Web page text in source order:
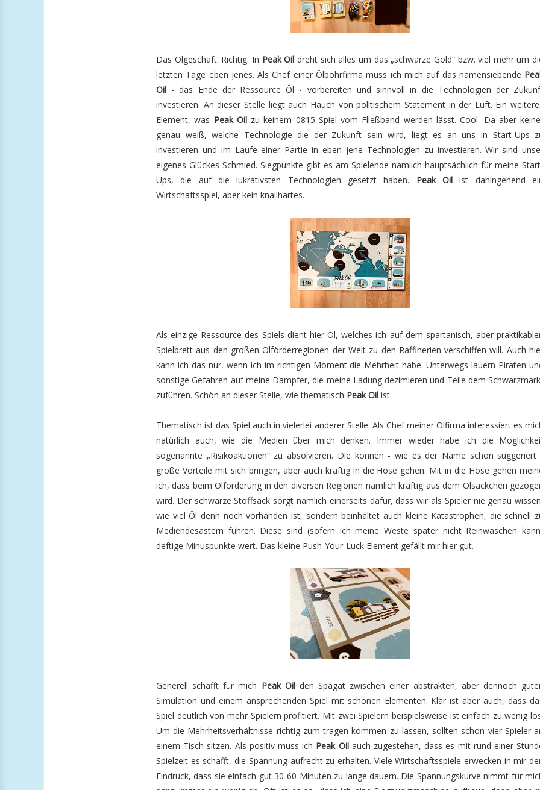
Das Ölgeschäft. Richtig. In Peak Oil dreht sich alles um das „schwarze Gold“ bzw. viel mehr um
letzten Tage eben jenes. Als Chef einer Ölbohrfirma muss ich mich auf das namensiebende
Oil - das Ende der Ressource Öl - vorbereiten und sinnvoll in die Technologien der
investieren. An dieser Stelle liegt auch Hauch von politischem Statement in der Luft. Ein
Element, was Peak Oilzu keinem 0815 Spiel vom Fließband werden lässt. Cool. Da aber
genau weiß, welche Technologie die der Zukunft sein wird, liegt es an uns in Start-Ups
investieren und im Laufe einer Partie in eben jene Technologien zu investieren. Wir sind
eigenes Glückes Schmied. Siegpunkte gibt es am Spielende nämlich hauptsächlich für meine
Ups, die auf die lukrativsten Technologien gesetzt haben. Peak Oil ist dahingehend
Wirtschaftsspiel, aber kein knallhartes.
Als einzige Ressource des Spiels dient hier Öl, welches ich auf dem spartanisch, aber
Spielbrett aus den großen Ölförderregionen der Welt zu den Raffinerien verschiffen will. Auch
kann ich das nur, wenn ich im richtigen Moment die Mehrheit habe. Unterwegs lauern Piraten
sonstige Gefahren auf meine Dampfer, die meine Ladung dezimieren und Teile dem
zuführen. Schön an dieser Stelle, wie thematisch Peak Oil ist.
Thematisch ist das Spiel auch in vielerlei anderer Stelle. Als Chef meiner Ölfirma interessiert es
natürlich auch, wie die Medien über mich denken. Immer wieder habe ich die
sogenannte „Risikoaktionen“ zu absolvieren. Die können - wie es der Name schon suggeriert
große Vorteile mit sich bringen, aber auch kräftig in die Hose gehen. Mit in die Hose gehen
ich, dass beim Ölförderung in den diversen Regionen nämlich kräftig aus dem Ölsäckchen
wird. Der schwarze Stoffsack sorgt nämlich einerseits dafür, dass wir als Spieler nie genau
wie viel Öl denn noch vorhanden ist, sondern beinhaltet auch kleine Katastrophen, die schnell
Mediendesastern führen. Diese sind (sofern ich meine Weste später nicht Reinwaschen
deftige Minuspunkte wert. Das kleine Push-Your-Luck Element gefällt mir hier gut.
Generell schafft für mich Peak Oilden Spagat zwischen einer abstrakten, aber dennoch
Simulation und einem ansprechenden Spiel mit schönen Elementen. Klar ist aber auch, dass
Spiel deutlich von mehr Spielern profitiert. Mit zwei Spielern beispielsweise ist einfach zu wenig
Um die Mehrheitsverhältnisse richtig zum tragen kommen zu lassen, sollten schon vier Spieler
einem Tisch sitzen. Als positiv muss ich Peak Oilauch zugestehen, dass es mit rund einer
Spielzeit es schafft, die Spannung aufrecht zu erhalten. Viele Wirtschaftsspiele erwecken in mir
Eindruck, dass sie einfach gut 30-60 Minuten zu lange dauern. Die Spannungskurve nimmt für